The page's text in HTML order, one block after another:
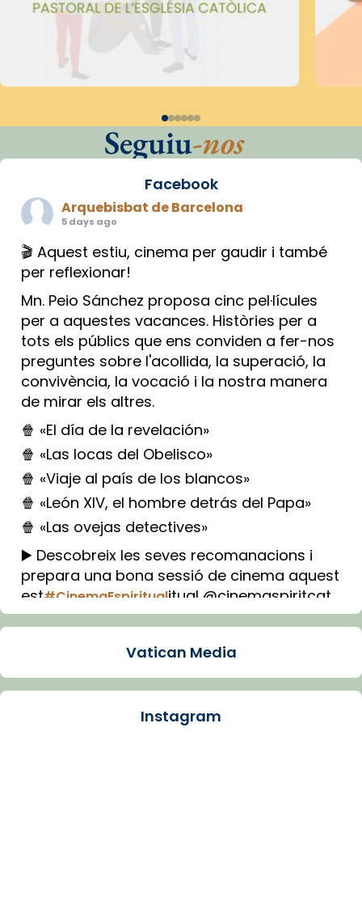
Seguiu-nos
Facebook
Arquebisbat de Barcelona
5 days ago
🎬 Aquest estiu, cinema per gaudir i també
per reflexionar!
Mn. Peio Sánchez proposa cinc pel·lícules
per a aquestes vacances. Històries per a
tots els públics que ens conviden a fer-nos
preguntes sobre l'acollida, la superació, la
convivència, la vocació i la nostra manera
de mirar els altres.
🍿 «El día de la revelación»
🍿 «Las locas del Obelisco»
🍿 «Viaje al país de los blancos»
🍿 «León XIV, el hombre detrás del Papa»
🍿 «Las ovejas detectives»
▶️ Descobreix les seves recomanacions i
prepara una bona sessió de cinema aquest
est#CinemaEspiritualitual @cinemaspiritcat
Imatge: Generada amb IA (OpenAI)
Arquebisbat de Barcelona
Vatican Media
Instagram